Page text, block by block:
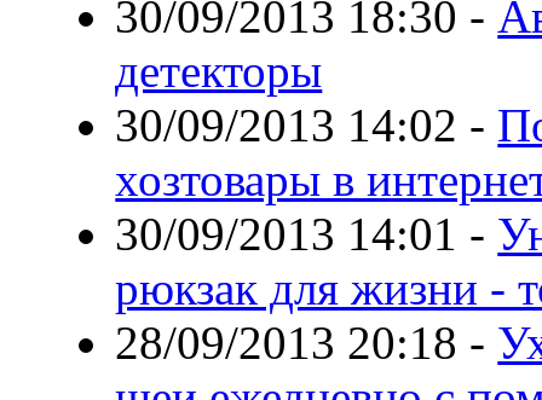
30/09/2013 18:30 -
детекторы
30/09/2013 14:02 -
хозтовары в
30/09/2013 14:01 -
рюкзак для жизни -
28/09/2013 20:18 -